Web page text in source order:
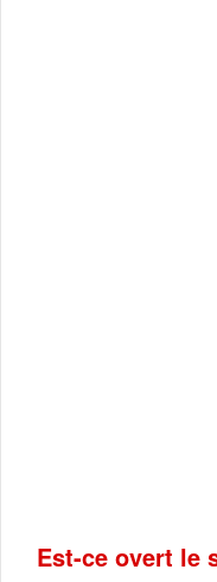
Est-ce overt le